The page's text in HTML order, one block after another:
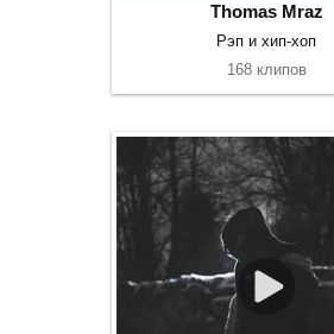
Thomas Mraz
Рэп и хип-хоп
168 клипов